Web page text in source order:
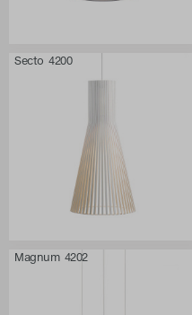
Secto 4200
Magnum 4202